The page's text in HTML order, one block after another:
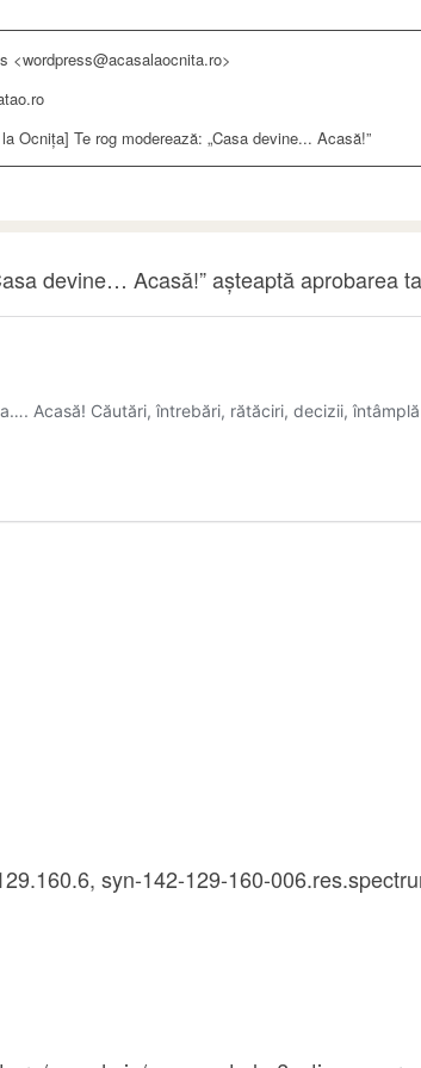
<wordpress@acasalaocnita.ro>
Ocnița] Te rog moderează: „Casa devine... Acasă!”
devine… Acasă!” așteaptă aprobarea ta
syn-142-129-160-